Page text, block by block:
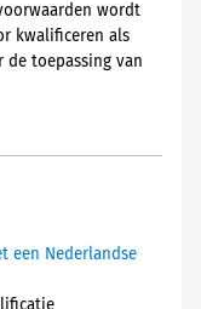
wordt
kwalificeren als
de toepassing van
een Nederlandse